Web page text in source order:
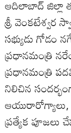
ఆదిలాబాద్ జిల్లా
శ్రీ
సభ్యుడు గోడం
ప్రధానమంత్రి
ప్రధానమంత్రి
నిలిచిన
ఆయురారోగ్యాలు,
ప్రత్యేక పూజలు